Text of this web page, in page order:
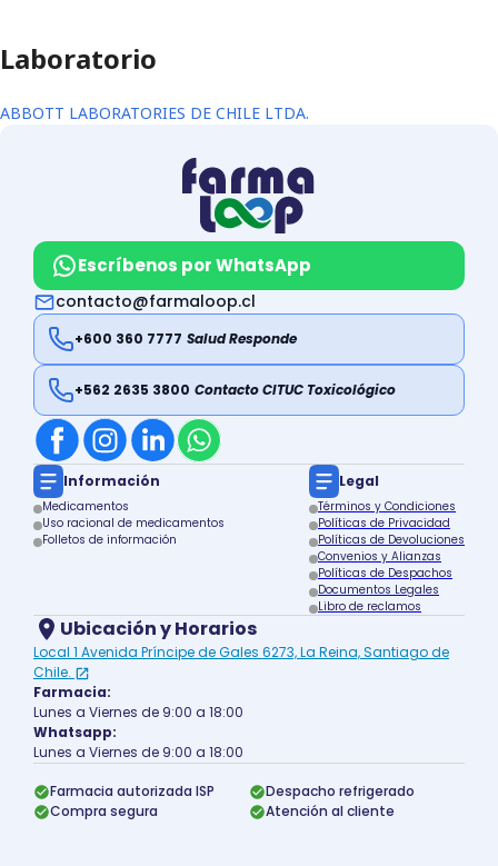
Laboratorio
ABBOTT LABORATORIES DE CHILE LTDA.
Escríbenos por WhatsApp
contacto@farmaloop.cl
+600 360 7777 Salud Responde
+562 2635 3800 Contacto CITUC Toxicológico
Información
Medicamentos
Uso racional de medicamentos
Folletos de información
Legal
Términos y Condiciones
Políticas de Privacidad
Políticas de Devoluciones
Convenios y Alianzas
Políticas de Despachos
Documentos Legales
Libro de reclamos
Ubicación y Horarios
Local 1 Avenida Príncipe de Gales 6273, La Reina, Santiago de
Chile.
Farmacia:
Lunes a Viernes de 9:00 a 18:00
Whatsapp:
Lunes a Viernes de 9:00 a 18:00
Farmacia autorizada ISP
Despacho refrigerado
Compra segura
Atención al cliente